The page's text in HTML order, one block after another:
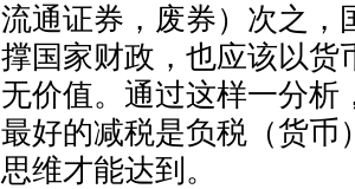
流通证券，废券）次之，
撑国家财政，也应该以货
无价值。通过这样一分析
最好的减税是负税（货币
思维才能达到。